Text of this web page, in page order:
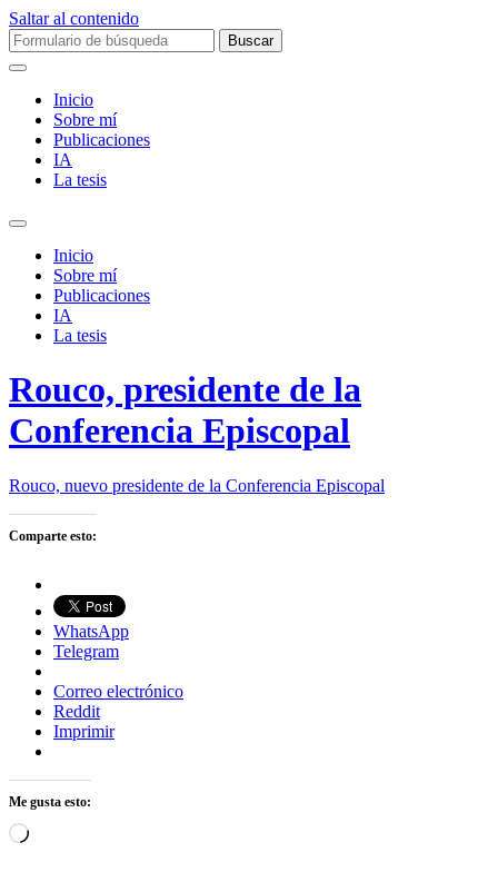
Saltar al contenido
Buscar:
Inicio
Sobre mí­
Publicaciones
IA
La tesis
Alternar
campo
búsqueda
Inicio
Sobre mí­
Publicaciones
IA
La tesis
Rouco, presidente de la
Conferencia Episcopal
Rouco, nuevo presidente de la Conferencia Episcopal
Comparte esto:
WhatsApp
Telegram
Correo electrónico
Reddit
Imprimir
Me gusta esto:
Cargando...